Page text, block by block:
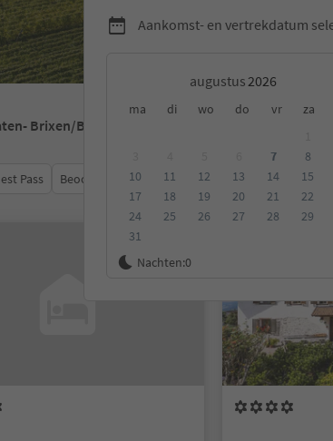
Aankomst- en vertrekdatum
augustus
ma di wo do vr za
7 8
10
11 12 13 14 15
17
18 19 20 21 22
24
25 26 27 28 29
31
Nachten:0
- Brixen/Bressanone en omgeving
Pass Beoordeling Categorie Type catering